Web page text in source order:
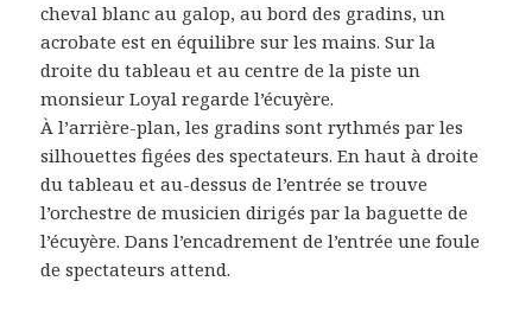
cheval blanc au galop, au bord des gradins, un
acrobate est en équilibre sur les mains. Sur la
droite du tableau et au centre de la piste un
monsieur Loyal regarde l’écuyère.
À l’arrière-plan, les gradins sont rythmés par les
silhouettes figées des spectateurs. En haut à droite
du tableau et au-dessus de l’entrée se trouve
l’orchestre de musicien dirigés par la baguette de
l’écuyère. Dans l’encadrement de l’entrée une foule
de spectateurs attend.